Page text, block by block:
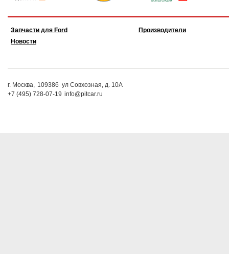
Запчасти для Ford
Новости
Производители
г. Москва, 109386 ул Совхозная, д. 10А
+7 (495) 728-07-19 info@pitcar.ru